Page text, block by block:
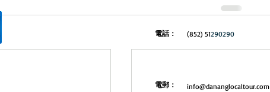
電話： (852) 51290290
電郵： info@dananglocaltour.com